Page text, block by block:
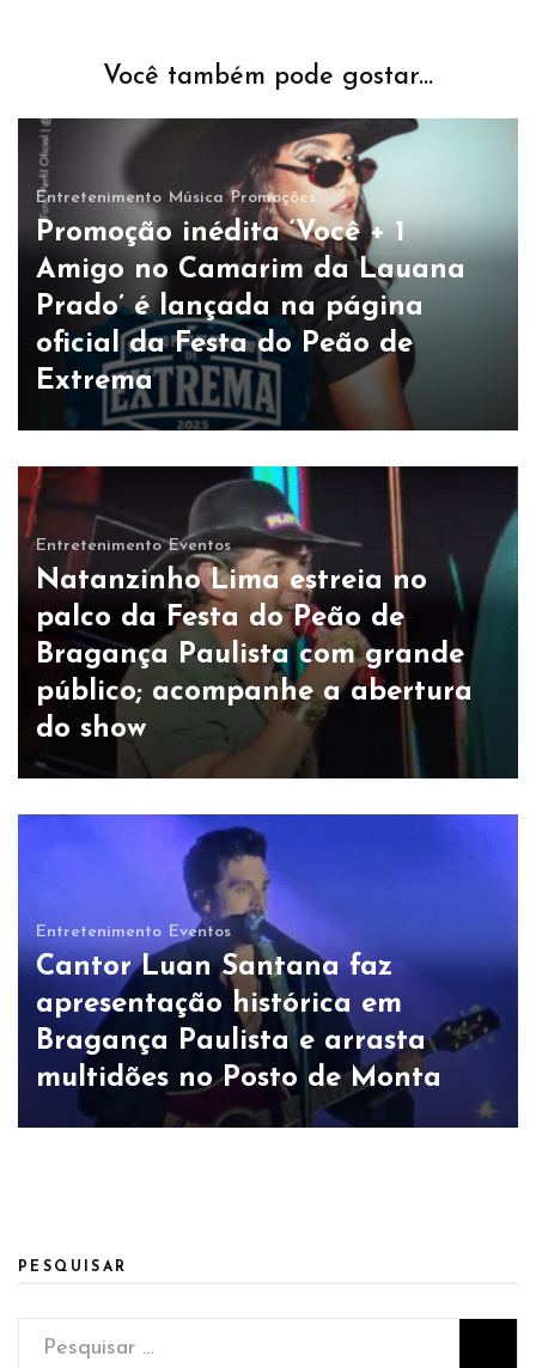
Você também pode gostar...
Entretenimento Música Promoções
Promoção inédita ‘Você + 1
Amigo no Camarim da Lauana
Prado’ é lançada na página
oficial da Festa do Peão de
Extrema
Entretenimento Eventos
Natanzinho Lima estreia no
palco da Festa do Peão de
Bragança Paulista com grande
público; acompanhe a abertura
do show
Entretenimento Eventos
Cantor Luan Santana faz
apresentação histórica em
Bragança Paulista e arrasta
multidões no Posto de Monta
PESQUISAR
Pesquisar